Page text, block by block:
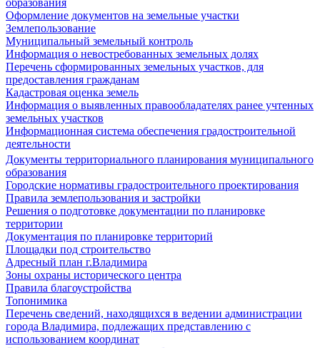
образования
Оформление документов на земельные участки
Землепользование
Муниципальный земельный контроль
Информация о невостребованных земельных долях
Перечень сформированных земельных участков, для
предоставления гражданам
Кадастровая оценка земель
Информация о выявленных правообладателях ранее учтенных
земельных участков
Информационная система обеспечения градостроительной
деятельности
Документы территориального планирования муниципального
образования
Городские нормативы градостроительного проектирования
Правила землепользования и застройки
Решения о подготовке документации по планировке
территории
Документация по планировке территорий
Площадки под строительство
Адресный план г.Владимира
Зоны охраны исторического центра
Правила благоустройства
Топонимика
Перечень сведений, находящихся в ведении администрации
города Владимира, подлежащих представлению с
использованием координат